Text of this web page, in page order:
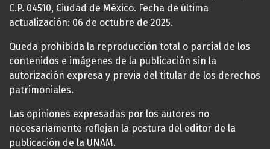
C.P. 04510, Ciudad de México. Fecha de última
actualización: 06 de octubre de 2025.
Queda prohibida la reproducción total o parcial de los
contenidos e imágenes de la publicación sin la
autorización expresa y previa del titular de los derechos
patrimoniales.
Las opiniones expresadas por los autores no
necesariamente reflejan la postura del editor de la
publicación de la UNAM.